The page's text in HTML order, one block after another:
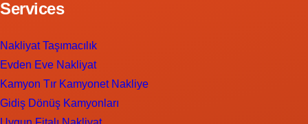
Services
Nakliyat Taşımacılık
Evden Eve Nakliyat
Kamyon Tır Kamyonet Nakliye
Gidiş Dönüş Kamyonları